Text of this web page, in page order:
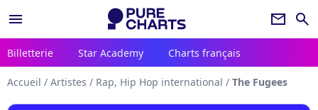
menu newsletter search
Billetterie Star Academy Charts français
Accueil / Artistes / Rap, Hip Hop international / The Fugees